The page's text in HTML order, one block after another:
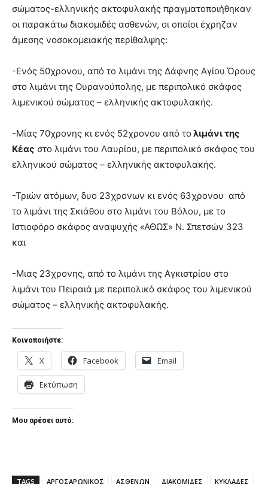
σώματος-ελληνικής ακτοφυλακής πραγματοποιήθηκαν
οι παρακάτω διακομιδές ασθενών, οι οποίοι έχρηζαν
άμεσης νοσοκομειακής περίθαλψης:
-Ενός 50χρονου, από το λιμάνι της Δάφνης Αγίου Όρους
στο λιμάνι της Ουρανούπολης, με περιπολικό σκάφος
λιμενικού σώματος – ελληνικής ακτοφυλακής.
-Μίας 70χρονης κι ενός 52χρονου από το λιμάνι της
Κέας στο λιμάνι του Λαυρίου, με περιπολικό σκάφος του
ελληνικού σώματος – ελληνικής ακτοφυλακής.
-Τριών ατόμων, δυο 23χρονων κι ενός 63χρονου από
το λιμάνι της Σκιάθου στο λιμάνι του Βόλου, με το
Ιστιοφόρο σκάφος αναψυχής «ΑΘΩΣ» Ν. Σπετσών 323
και
-Μιας 23χρονης, από το λιμάνι της Αγκιστρίου στο
λιμάνι του Πειραιά με περιπολικό σκάφος του λιμενικού
σώματος – ελληνικής ακτοφυλακής.
Κοινοποιήστε:
X Facebook Email
Εκτύπωση
Μου αρέσει αυτό:
TAGS ΑΡΓΟΣΑΡΩΝΙΚΟΣ ΑΣΘΕΝΩΝ ΔΙΑΚΟΜΙΔΕΣ
ΚΥΚΛΑΔΕΣ